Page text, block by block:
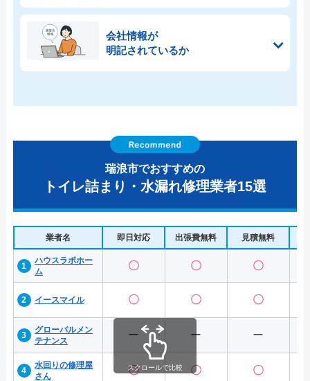
会社情報が
明記されているか
瑞浪市でおすすめの
トイレ詰まり・水漏れ修理業者15選
業者名 即日対応 出張費無料 見積無料
ハウスラボホー
ム
〇 〇 〇
イースマイル 〇 〇 〇
グローバルメン
テナンス
ー ー ー
水回りの修理屋
さん
〇 〇 〇
スクロールで比較